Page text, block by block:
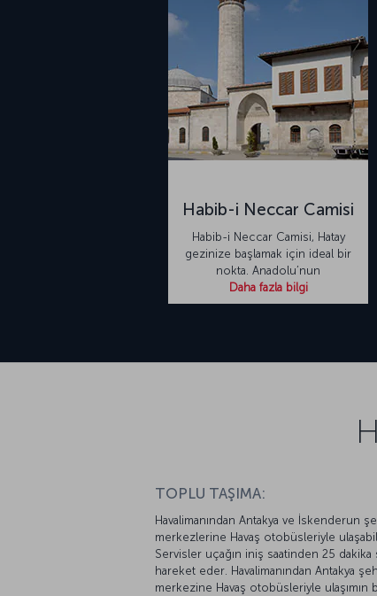
Habib-i Neccar Camisi
Habib-i Neccar Camisi, Hatay
gezinize başlamak için ideal bir
nokta. Anadolu’nun
Daha fazla bilgi
TOPLU TAŞIMA:
Havalimanından Antakya ve İskenderun
merkezlerine Havaş otobüsleriyle
Servisler uçağın iniş saatinden 25 dakika
hareket eder. Havalimanından Antakya
merkezine Havaş otobüsleriyle ulaşımın